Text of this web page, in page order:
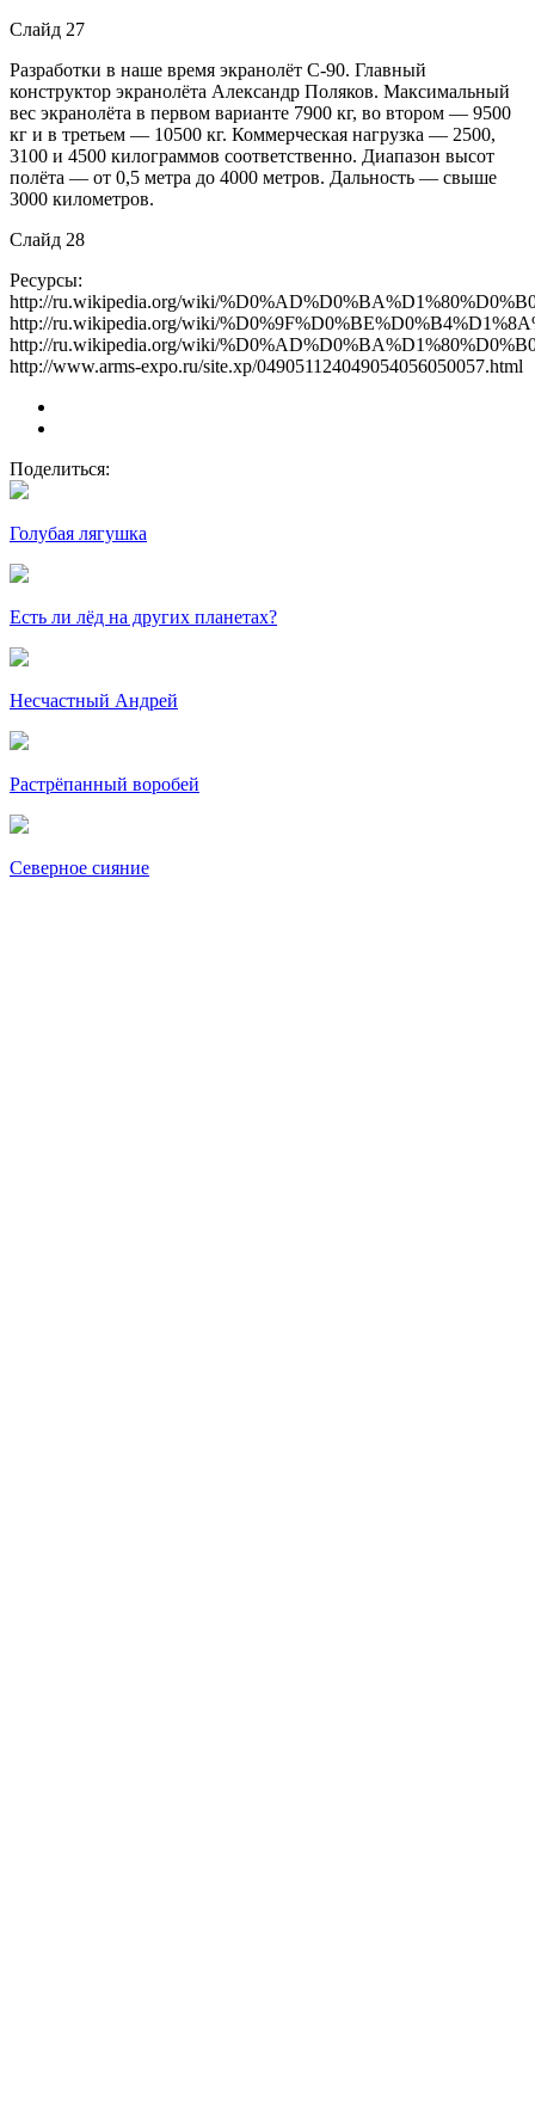
Слайд 27
Разработки в наше время экранолёт С-90. Главный
конструктор экранолёта Александр Поляков. Максимальный
вес экранолёта в первом варианте 7900 кг, во втором — 9500
кг и в третьем — 10500 кг. Коммерческая нагрузка — 2500,
3100 и 4500 килограммов соответственно. Диапазон высот
полёта — от 0,5 метра до 4000 метров. Дальность — свыше
3000 километров.
Слайд 28
Ресурсы:
http://ru.wikipedia.org/wiki/
http://ru.wikipedia.org/wiki/
http://ru.wikipedia.org/wiki/
http://www.arms-expo.ru/site.xp/049051124049054056050057.html
Поделиться:
Голубая лягушка
Есть ли лёд на других планетах?
Несчастный Андрей
Растрёпанный воробей
Северное сияние